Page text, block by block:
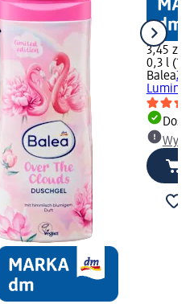
3,45 zł
0,3 l
Balea